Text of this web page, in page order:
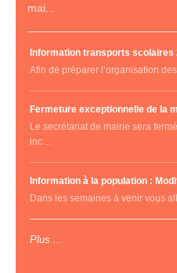
mai...
Information transports scolaires
Afin de préparer l’organisation
Fermeture exceptionnelle de la
Le secrétariat de mairie sera
inc…
Information à la population :
Dans les semaines à venir vous
Plus ...